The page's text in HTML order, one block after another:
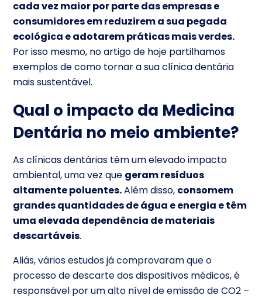
cada vez maior por parte das empresas e
consumidores em reduzirem a sua pegada
ecológica e adotarem práticas mais verdes.
Por isso mesmo, no artigo de hoje partilhamos
exemplos de como tornar a sua clínica dentária
mais sustentável.
Qual o impacto da Medicina
Dentária no meio ambiente?
As clínicas dentárias têm um elevado impacto
ambiental, uma vez que geram resíduos
altamente poluentes.Além disso, consomem
grandes quantidades de água e energia e têm
uma elevada dependência de materiais
descartáveis.
Aliás, vários estudos já comprovaram que o
processo de descarte dos dispositivos médicos, é
responsável por um alto nível de emissão de CO2 –